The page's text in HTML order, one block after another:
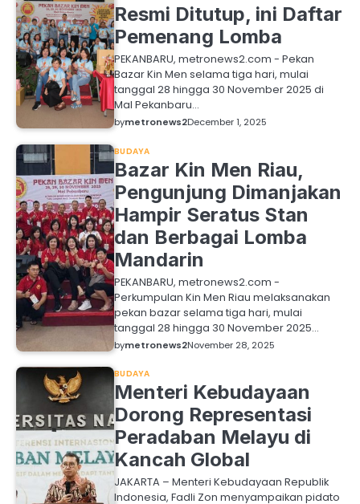
Resmi Ditutup, ini Daftar
Pemenang Lomba
PEKANBARU, metronews2.com - Pekan
Bazar Kin Men selama tiga hari, mulai
tanggal 28 hingga 30 November 2025 di
Mal Pekanbaru…
bymetronews2December 1, 2025
BUDAYA
Bazar Kin Men Riau,
Pengunjung Dimanjakan
Hampir Seratus Stan
dan Berbagai Lomba
Mandarin
PEKANBARU, metronews2.com -
Perkumpulan Kin Men Riau melaksanakan
pekan bazar selama tiga hari, mulai
tanggal 28 hingga 30 November 2025…
bymetronews2November 28, 2025
BUDAYA
Menteri Kebudayaan
Dorong Representasi
Peradaban Melayu di
Kancah Global
JAKARTA – Menteri Kebudayaan Republik
Indonesia, Fadli Zon menyampaikan pidato